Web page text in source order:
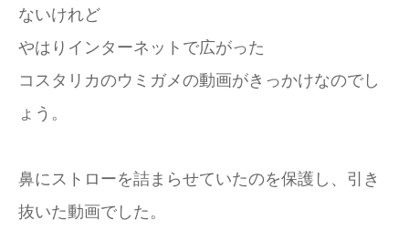
ないけれど
やはりインターネットで広がった
コスタリカのウミガメの動画がきっかけなのでし
ょう。
鼻にストローを詰まらせていたのを保護し、引き
抜いた動画でした。